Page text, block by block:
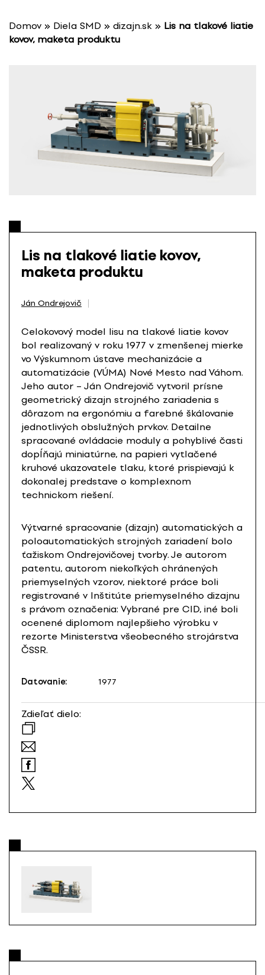
Domov » Diela SMD » dizajn.sk » Lis na tlakové liatie
kovov, maketa produktu
Lis na tlakové liatie kovov,
maketa produktu
Ján Ondrejovič
Celokovový model lisu na tlakové liatie kovov
bol realizovaný v roku 1977 v zmenšenej mierke
vo Výskumnom ústave mechanizácie a
automatizácie (VÚMA) Nové Mesto nad Váhom.
Jeho autor – Ján Ondrejovič vytvoril prísne
geometrický dizajn strojného zariadenia s
dôrazom na ergonómiu a farebné škálovanie
jednotlivých obslužných prvkov. Detailne
spracované ovládacie moduly a pohyblivé časti
dopĺňajú miniatúrne, na papieri vytlačené
kruhové ukazovatele tlaku, ktoré prispievajú k
dokonalej predstave o komplexnom
technickom riešení.
Výtvarné spracovanie (dizajn) automatických a
poloautomatických strojných zariadení bolo
ťažiskom Ondrejovičovej tvorby. Je autorom
patentu, autorom niekoľkých chránených
priemyselných vzorov, niektoré práce boli
registrované v Inštitúte priemyselného dizajnu
s právom označenia: Vybrané pre CID, iné boli
ocenené diplomom najlepšieho výrobku v
rezorte Ministerstva všeobecného strojárstva
ČSSR.
Datovanie: 1977
Zdieľať dielo: